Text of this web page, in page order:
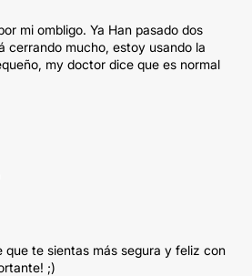
mi ombligo. Ya Han pasado dos
cerrando mucho, estoy usando la
my doctor dice que es normal
que te sientas más segura y feliz con
;)